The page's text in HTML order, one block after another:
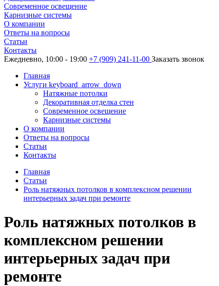
Современное освещение
Карнизные системы
О компании
Ответы на вопросы
Статьи
Контакты
Ежедневно, 10:00 - 19:00 +7 (909) 241-11-00 Заказать звонок
Главная
Услуги keyboard_arrow_down
Натяжные потолки
Декоративная отделка стен
Современное освещение
Карнизные системы
О компании
Ответы на вопросы
Статьи
Контакты
Главная
Статьи
Роль натяжных потолков в комплексном решении
интерьерных задач при ремонте
Роль натяжных потолков в
комплексном решении
интерьерных задач при
ремонте